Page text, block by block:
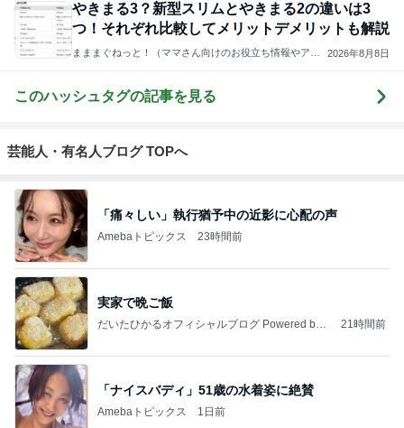
やきまる3？新型スリムとやきまる2の違いは3
つ！それぞれ比較してメリットデメリットも解説
まままぐねっと！（ママさん向けのお役立ち情報やアイ
2026年8月8日
このハッシュタグの記事を見る
芸能人・有名人ブログ TOPへ
「痛々しい」執行猶予中の近影に心配の声
Amebaトピックス 23時間前
実家で晩ご飯
だいたひかるオフィシャルブログ Powered by
21時間前
「ナイスバディ」51歳の水着姿に絶賛
Amebaトピックス 1日前